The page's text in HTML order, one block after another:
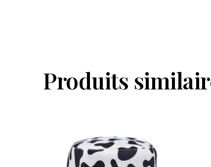
Produits